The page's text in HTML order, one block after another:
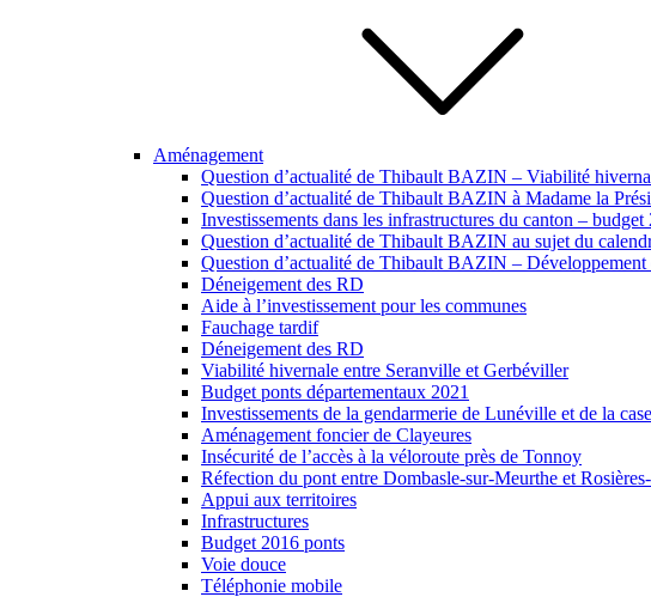
Aménagement
Question d’actualité de Thibault BAZIN – Viabilité
Question d’actualité de Thibault BAZIN à Madame la
Investissements dans les infrastructures du canton – budget
Question d’actualité de Thibault BAZIN au sujet du
Question d’actualité de Thibault BAZIN – Développement
Déneigement des RD
Aide à l’investissement pour les communes
Fauchage tardif
Déneigement des RD
Viabilité hivernale entre Seranville et Gerbéviller
Budget ponts départementaux 2021
Investissements de la gendarmerie de Lunéville et de la
Aménagement foncier de Clayeures
Insécurité de l’accès à la véloroute près de Tonnoy
Réfection du pont entre Dombasle-sur-Meurthe et
Appui aux territoires
Infrastructures
Budget 2016 ponts
Voie douce
Téléphonie mobile